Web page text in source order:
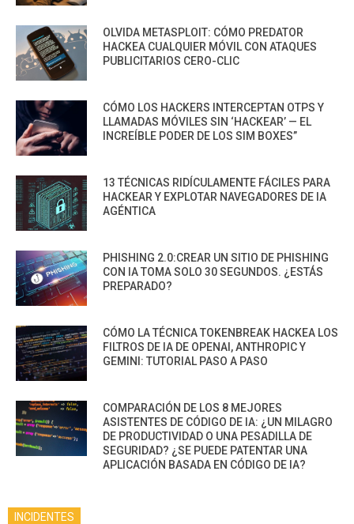
OLVIDA METASPLOIT: CÓMO PREDATOR
HACKEA CUALQUIER MÓVIL CON ATAQUES
PUBLICITARIOS CERO-CLIC
CÓMO LOS HACKERS INTERCEPTAN OTPS Y
LLAMADAS MÓVILES SIN ‘HACKEAR’ — EL
INCREÍBLE PODER DE LOS SIM BOXES”
13 TÉCNICAS RIDÍCULAMENTE FÁCILES PARA
HACKEAR Y EXPLOTAR NAVEGADORES DE IA
AGÉNTICA
PHISHING 2.0:CREAR UN SITIO DE PHISHING
CON IA TOMA SOLO 30 SEGUNDOS. ¿ESTÁS
PREPARADO?
CÓMO LA TÉCNICA TOKENBREAK HACKEA LOS
FILTROS DE IA DE OPENAI, ANTHROPIC Y
GEMINI: TUTORIAL PASO A PASO
COMPARACIÓN DE LOS 8 MEJORES
ASISTENTES DE CÓDIGO DE IA: ¿UN MILAGRO
DE PRODUCTIVIDAD O UNA PESADILLA DE
SEGURIDAD? ¿SE PUEDE PATENTAR UNA
APLICACIÓN BASADA EN CÓDIGO DE IA?
INCIDENTES